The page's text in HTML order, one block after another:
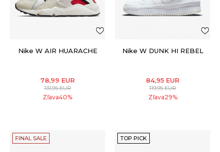
Nike W AIR HUARACHE
78,99 EUR
131,95EUR
Zľava40%
Nike W DUNK HI REBEL
84,95 EUR
119,95EUR
Zľava29%
FINAL SALE TOP PICK